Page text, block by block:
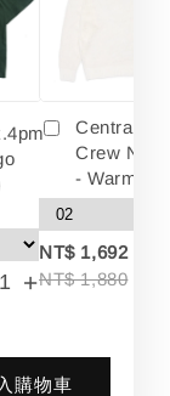
+
Crew
- Warm
NT$ 1,692
NT$ 1,880
購物車